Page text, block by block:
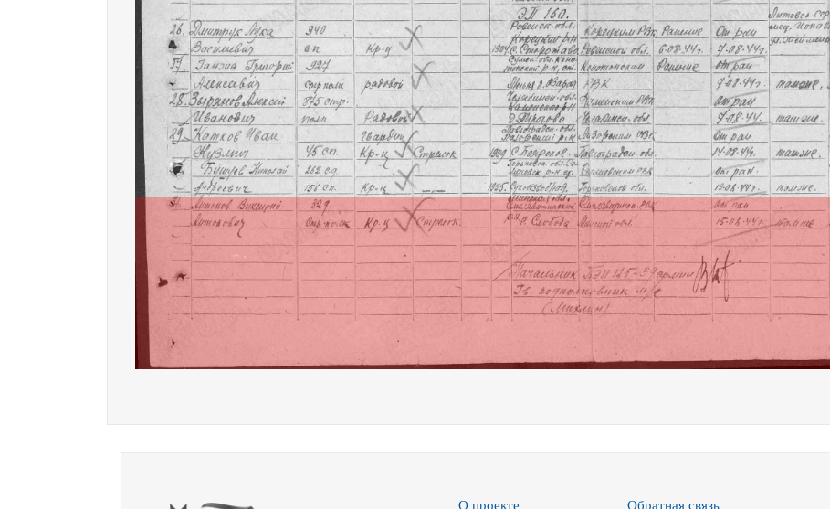
О проекте Обратная связь